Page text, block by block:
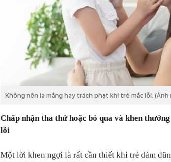
Không nên la mắng hay trách phạt khi trẻ mắc lỗi. (Ảnh
Chấp nhận tha thứ hoặc bỏ qua và khen
lỗi
Một lời khen ngợi là rất cần thiết khi trẻ dám